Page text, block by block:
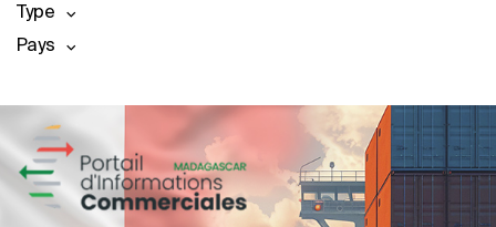
Type
Pays